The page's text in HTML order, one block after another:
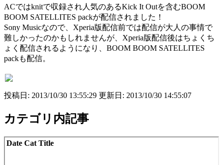
ACではknitで収録され人気のあるKick It Outを含むBOOM
BOOM SATELLITES packが配信されました！
Sony Musicなので、Xperia版配信前では配信が大人の事情で
難しかったのかもしれませんが、Xperia版配信後はちょくち
ょく配信されるようになり、BOOM BOOM SATELLITES
packも配信。
投稿日: 2013/10/30 13:55:29 更新日: 2013/10/30 14:55:07
カテゴリ内記事